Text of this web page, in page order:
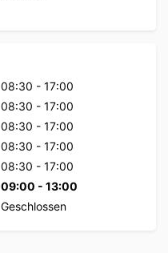
08:30 - 17:00
08:30 - 17:00
08:30 - 17:00
08:30 - 17:00
08:30 - 17:00
09:00 - 13:00
Geschlossen